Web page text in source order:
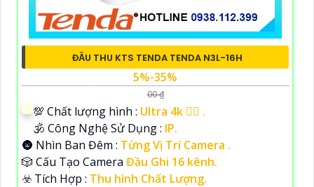
ĐẦU THU KTS TENDA TENDA N3L-16H
5%-35%
00 ₫
💯 Chất lượng hình : Ultra 4k 👍🏾 .
🕉️ Công Nghệ Sử Dụng : IP.
🌚 Nhìn Ban Đêm : Từng Vị Trí Camera .
🎲 Cấu Tạo Camera Đầu Ghi 16 kênh.
️☣️ Tích Hợp : Thu hình Chất Lượng.